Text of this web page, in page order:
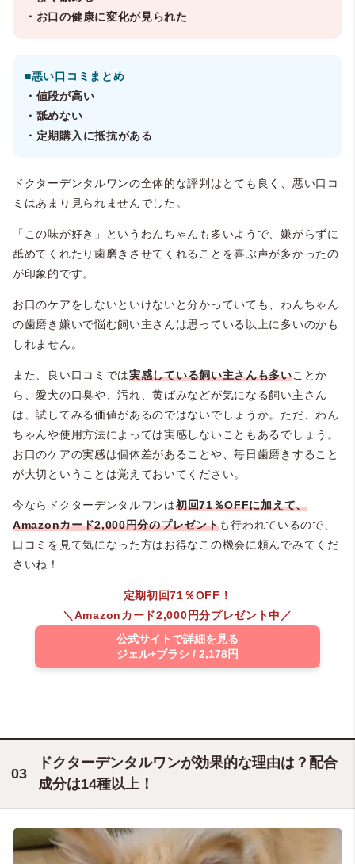
・お口の健康に変化が見られた
■悪い口コミまとめ
・値段が高い
・舐めない
・定期購入に抵抗がある
ドクターデンタルワンの全体的な評判はとても良く、悪い口コ
ミはあまり見られませんでした。
「この味が好き」というわんちゃんも多いようで、嫌がらずに
舐めてくれたり歯磨きさせてくれることを喜ぶ声が多かったの
が印象的です。
お口のケアをしないといけないと分かっていても、わんちゃん
の歯磨き嫌いで悩む飼い主さんは思っている以上に多いのかも
しれません。
また、良い口コミでは実感している飼い主さんも多いことか
ら、愛犬の口臭や、汚れ、黄ばみなどが気になる飼い主さん
は、試してみる価値があるのではないでしょうか。ただ、わん
ちゃんや使用方法によっては実感しないこともあるでしょう。
お口のケアの実感は個体差があることや、毎日歯磨きすること
が大切ということは覚えておいてください。
今ならドクターデンタルワンは初回71％OFFに加えて、
Amazonカード2,000円分のプレゼントも行われているので、
口コミを見て気になった方はお得なこの機会に頼んでみてくだ
さいね！
定期初回71％OFF！
＼Amazonカード2,000円分プレゼント中／
公式サイトで詳細を見る
ジェル+ブラシ / 2,178円
ドクターデンタルワンが効果的な理由は？配合
成分は14種以上！